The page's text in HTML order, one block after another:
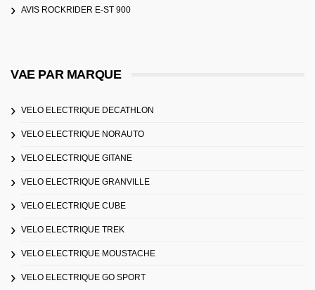
AVIS ROCKRIDER E-ST 900
VAE PAR MARQUE
VELO ELECTRIQUE DECATHLON
VELO ELECTRIQUE NORAUTO
VELO ELECTRIQUE GITANE
VELO ELECTRIQUE GRANVILLE
VELO ELECTRIQUE CUBE
VELO ELECTRIQUE TREK
VELO ELECTRIQUE MOUSTACHE
VELO ELECTRIQUE GO SPORT